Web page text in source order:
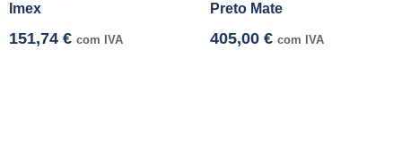
Imex
151,74 € com IVA
Preto Mate
405,00 € com IVA